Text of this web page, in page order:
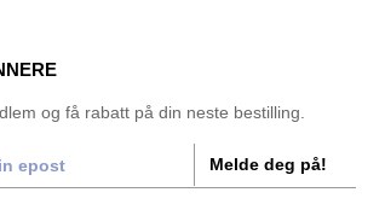
og få rabatt på din neste bestilling.
Melde deg på!